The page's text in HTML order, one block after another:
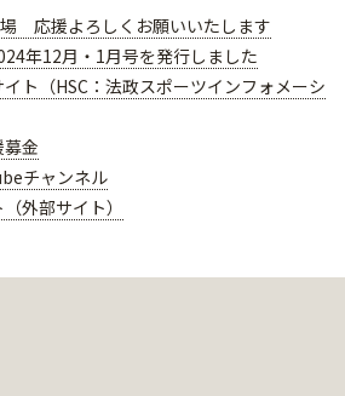
応援よろしくお願いいたします
年12月・1月号を発行しました
ト（HSC：法政スポーツインフォメーシ
金
チャンネル
外部サイト）